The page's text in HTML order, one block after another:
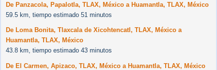
De Panzacola, Papalotla, TLAX, México a Huamantla, TLAX, México
59.5 km, tiempo estimado 51 minutos
De Loma Bonita, Tlaxcala de Xicohtencatl, TLAX, México a
Huamantla, TLAX, México
43.8 km, tiempo estimado 43 minutos
De El Carmen, Apizaco, TLAX, México a Huamantla, TLAX, México